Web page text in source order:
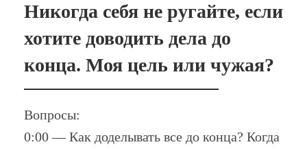
Никогда себя не ругайте, если
хотите доводить дела до
конца. Моя цель или чужая?
Вопросы:
0:00 — Как доделывать все до конца? Когда